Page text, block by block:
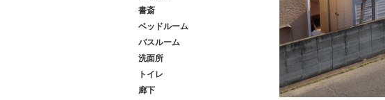
書斎
ベッドルーム
バスルーム
洗面所
トイレ
廊下